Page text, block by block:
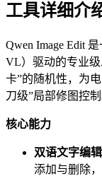
工具详细介
Qwen Image Edit
VL）驱动的专业
卡”的随机性，为
刀级”局部修图控
核心能力
双语文字编辑
添加与删除